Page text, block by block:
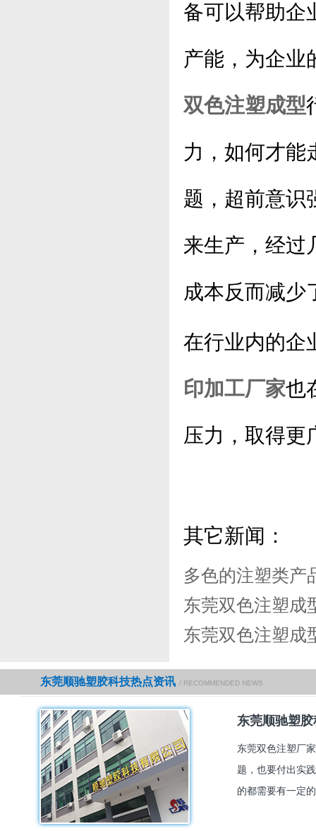
备可以帮助企
产能，为企业
双色注塑成型
力，如何才能
题，超前意识
来生产，经过
成本反而减少
在行业内的企
印加工厂家也
压力，取得更
其它新闻：
多色的注塑类产
东莞双色注塑成
东莞双色注塑成
东莞顺驰塑胶科技热点资讯 / RECOMMENDED NEWS
东莞顺驰塑
东莞双色注塑厂
题，也要付出实
的都需要有一定